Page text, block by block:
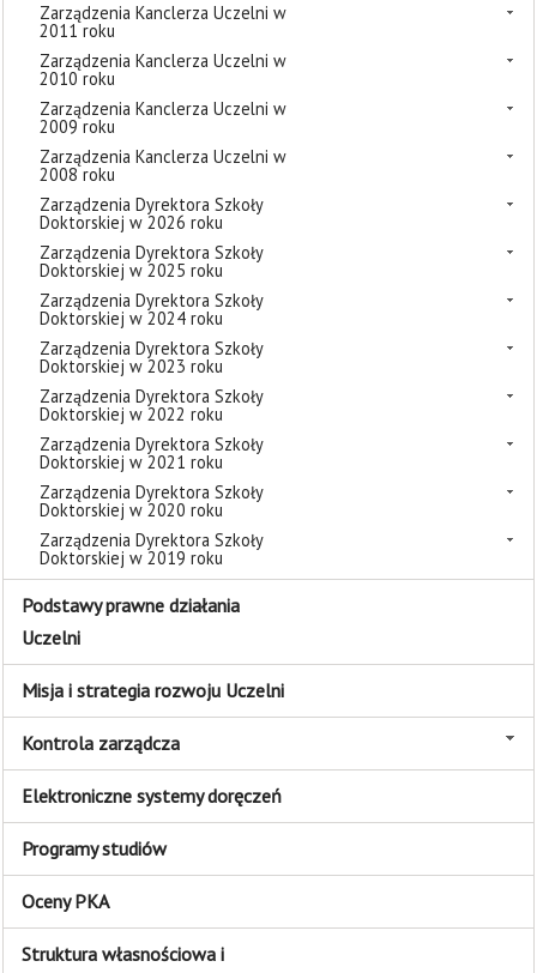
Zarządzenia Kanclerza Uczelni w
2011 roku
Zarządzenia Kanclerza Uczelni w
2010 roku
Zarządzenia Kanclerza Uczelni w
2009 roku
Zarządzenia Kanclerza Uczelni w
2008 roku
Zarządzenia Dyrektora Szkoły
Doktorskiej w 2026 roku
Zarządzenia Dyrektora Szkoły
Doktorskiej w 2025 roku
Zarządzenia Dyrektora Szkoły
Doktorskiej w 2024 roku
Zarządzenia Dyrektora Szkoły
Doktorskiej w 2023 roku
Zarządzenia Dyrektora Szkoły
Doktorskiej w 2022 roku
Zarządzenia Dyrektora Szkoły
Doktorskiej w 2021 roku
Zarządzenia Dyrektora Szkoły
Doktorskiej w 2020 roku
Zarządzenia Dyrektora Szkoły
Doktorskiej w 2019 roku
Podstawy prawne działania
Uczelni
Misja i strategia rozwoju Uczelni
Kontrola zarządcza
Elektroniczne systemy doręczeń
Programy studiów
Oceny PKA
Struktura własnościowa i